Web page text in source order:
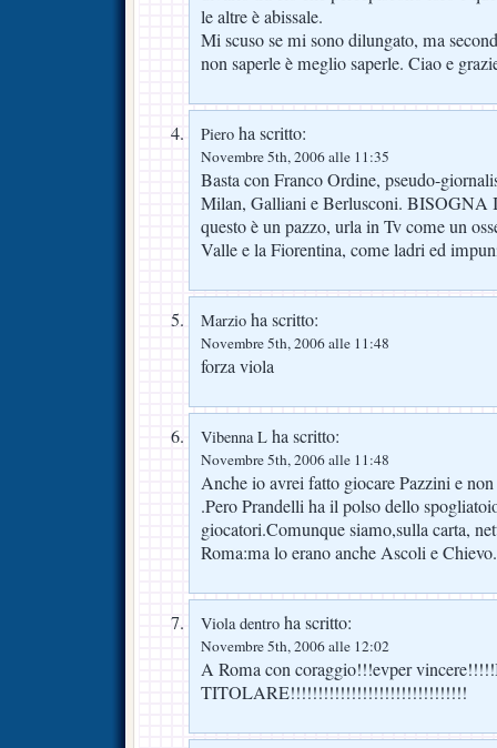
le altre è abissale.
Mi scuso se mi sono dilungato, ma
non saperle è meglio saperle. Ciao e
Piero ha scritto:
Novembre 5th, 2006 alle 11:35
Basta con Franco Ordine, pseudo-
Milan, Galliani e Berlusconi. BISOGNA
questo è un pazzo, urla in Tv come un
Valle e la Fiorentina, come ladri ed
Marzio ha scritto:
Novembre 5th, 2006 alle 11:48
forza viola
Vibenna L ha scritto:
Novembre 5th, 2006 alle 11:48
Anche io avrei fatto giocare Pazzini e
.Pero Prandelli ha il polso dello
giocatori.Comunque siamo,sulla carta,
Roma:ma lo erano anche Ascoli e Chievo.
Viola dentro ha scritto:
Novembre 5th, 2006 alle 12:02
A Roma con coraggio!!!evper
TITOLARE!!!!!!!!!!!!!!!!!!!!!!!!!!!!!!!!